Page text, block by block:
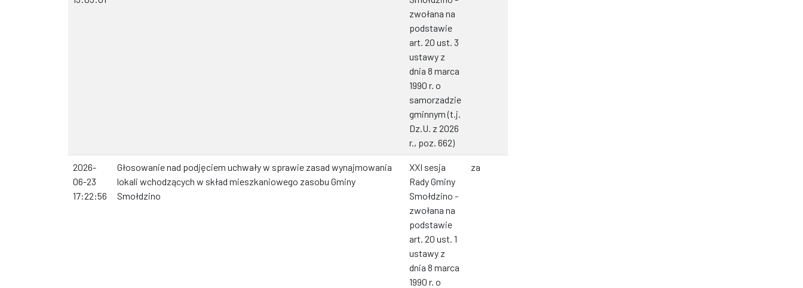
zwołana na
podstawie
art. 20 ust. 3
ustawy z
dnia 8 marca
1990 r. o
samorzadzie
gminnym (t.j.
Dz.U. z 2026
r., poz. 662)
2026-
06-23
17:22:56
Głosowanie nad podjęciem uchwały w sprawie zasad wynajmowania
lokali wchodzących w skład mieszkaniowego zasobu Gminy
Smołdzino
XXI sesja
Rady Gminy
Smołdzino -
zwołana na
podstawie
art. 20 ust. 1
ustawy z
dnia 8 marca
1990 r. o
za